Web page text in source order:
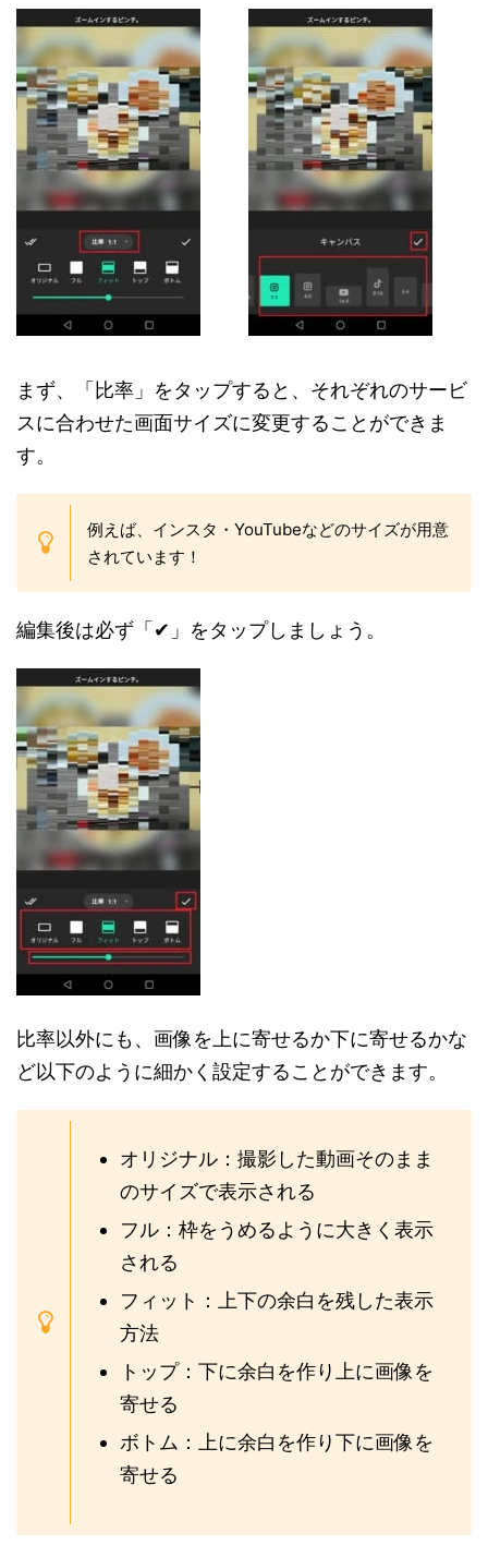
まず、「比率」をタップすると、それぞれのサービ
スに合わせた画面サイズに変更することができま
す。
例えば、インスタ・YouTubeなどのサイズが用意
されています！
編集後は必ず「✔」をタップしましょう。
比率以外にも、画像を上に寄せるか下に寄せるかな
ど以下のように細かく設定することができます。
オリジナル：撮影した動画そのまま
のサイズで表示される
フル：枠をうめるように大きく表示
される
フィット：上下の余白を残した表示
方法
トップ：下に余白を作り上に画像を
寄せる
ボトム：上に余白を作り下に画像を
寄せる